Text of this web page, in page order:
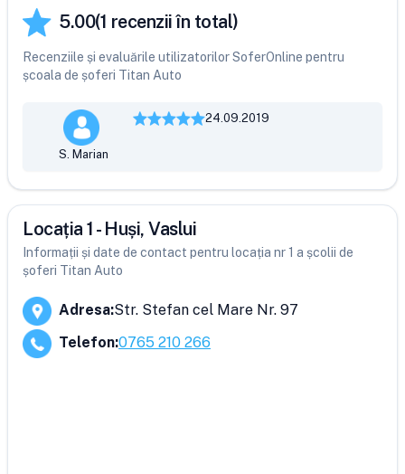
5.00(1 recenzii în total)
Recenziile și evaluările utilizatorilor SoferOnline pentru
școala de șoferi Titan Auto
S. Marian
24.09.2019
Locația 1 - Huși, Vaslui
Informații și date de contact pentru locația nr 1 a școlii de
șoferi Titan Auto
Adresa:Str. Stefan cel Mare Nr. 97
Telefon:0765 210 266